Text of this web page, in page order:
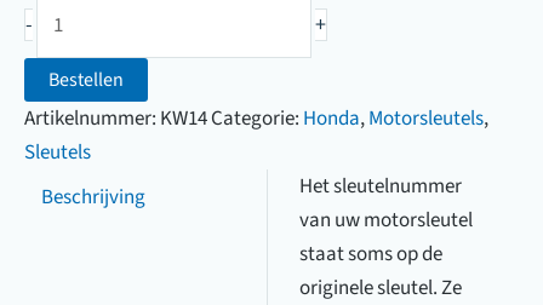
uw
sleutel
-
motorsleutel
(B8001
t/m
B9000)
+
Bestellen
Artikelnummer: KW14Categorie: Honda,Motorsleutels,
Sleutels
Beschrijving
Het sleutelnummer
van uw motorsleutel
staat soms op de
originele sleutel. Ze